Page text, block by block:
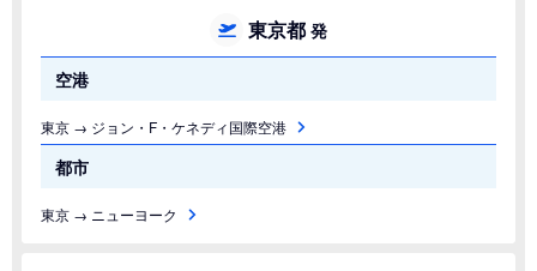
東京都 発
空港
東京 → ジョン・F・ケネディ国際空港
都市
東京 → ニューヨーク